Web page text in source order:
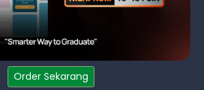
Order Sekarang